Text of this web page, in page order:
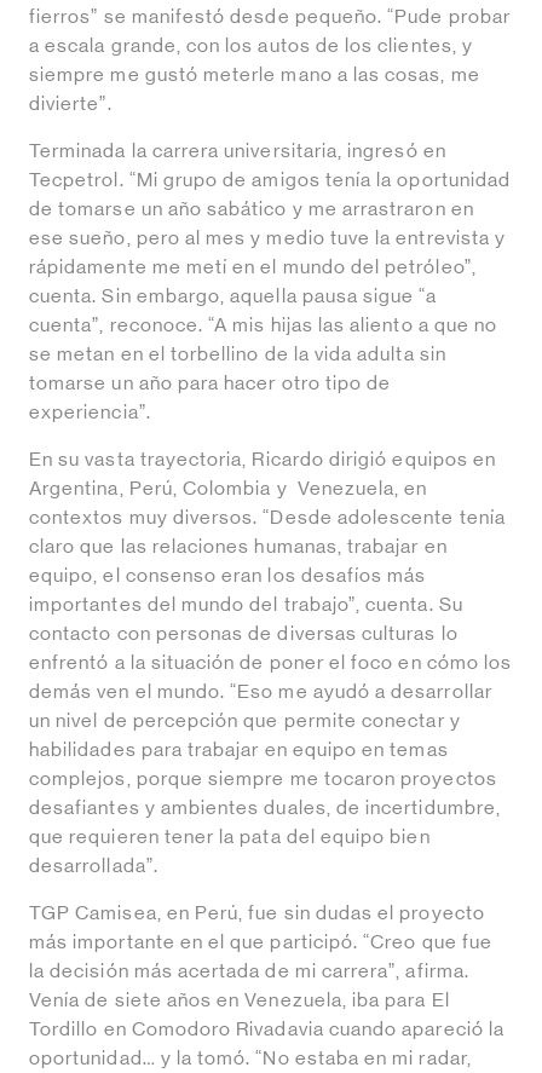
fierros” se manifestó desde pequeño. “Pude probar
a escala grande, con los autos de los clientes, y
siempre me gustó meterle mano a las cosas, me
divierte”.
Terminada la carrera universitaria, ingresó en
Tecpetrol. “Mi grupo de amigos tenía la oportunidad
de tomarse un año sabático y me arrastraron en
ese sueño, pero al mes y medio tuve la entrevista y
rápidamente me metí en el mundo del petróleo”,
cuenta. Sin embargo, aquella pausa sigue “a
cuenta”, reconoce. “A mis hijas las aliento a que no
se metan en el torbellino de la vida adulta sin
tomarse un año para hacer otro tipo de
experiencia”.
En su vasta trayectoria, Ricardo dirigió equipos en
Argentina, Perú, Colombia y Venezuela, en
contextos muy diversos. “Desde adolescente tenía
claro que las relaciones humanas, trabajar en
equipo, el consenso eran los desafíos más
importantes del mundo del trabajo”, cuenta. Su
contacto con personas de diversas culturas lo
enfrentó a la situación de poner el foco en cómo los
demás ven el mundo. “Eso me ayudó a desarrollar
un nivel de percepción que permite conectar y
habilidades para trabajar en equipo en temas
complejos, porque siempre me tocaron proyectos
desafiantes y ambientes duales, de incertidumbre,
que requieren tener la pata del equipo bien
desarrollada”.
TGP Camisea, en Perú, fue sin dudas el proyecto
más importante en el que participó. “Creo que fue
la decisión más acertada de mi carrera”, afirma.
Venía de siete años en Venezuela, iba para El
Tordillo en Comodoro Rivadavia cuando apareció la
oportunidad… y la tomó. “No estaba en mi radar,